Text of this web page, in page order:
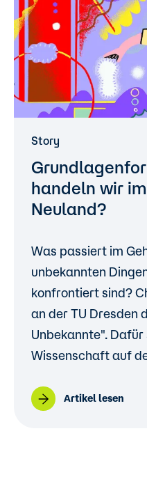
Story
handeln wir
Neuland?
Was passiert im
unbekannten
konfrontiert sind?
an der TU Dresden
Unbekannte".
Wissenschaft auf
Artikel lesen